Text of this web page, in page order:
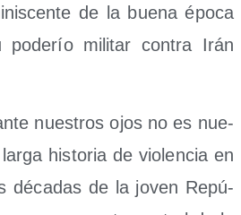
de la bue­na épo­ca
pode­río mili­tar con­tra Irán
nues­tros ojos no es nue­
his­to­ria de vio­len­cia en
déca­das de la joven Repú­